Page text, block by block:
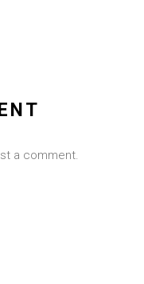
a comment.